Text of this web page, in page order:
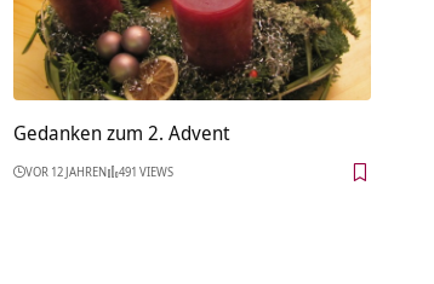
Gedanken zum 2. Advent
VOR 12 JAHREN 491 VIEWS